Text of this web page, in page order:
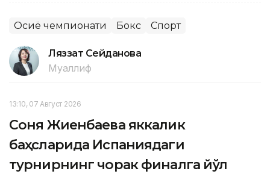
Осиё чемпионати Бокс Спорт
Ляззат Сейданова
Муаллиф
13:10, 07 Август 2026
Соня Жиенбаева яккалик
баҳсларида Испаниядаги
турнирнинг чорак финалга йўл